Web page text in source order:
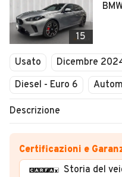
15
Usato Dicembre
Diesel - Euro 6
Descrizione
Certificazioni e
Storia del